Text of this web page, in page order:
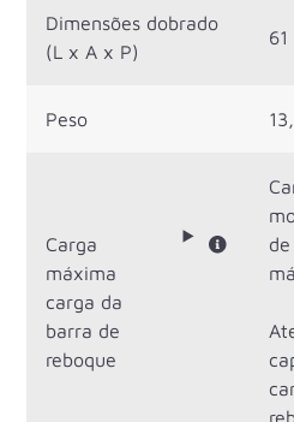
Dimensões dobrado
(L x A x P)
Peso
Carga
máxima
carga da
barra de
reboque